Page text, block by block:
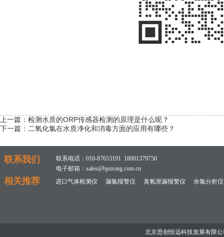
上一篇： 检测水质的ORP传感器检测的原理是什么呢？
下一篇： 二氧化氯在水质净化和消毒方面的应用有哪些？
联系我们
联系电话：010-87653191 18001379750
电子邮箱：sales@bjstrong.com.cn
相关推荐 进口气体检测仪 漏氯报警仪 臭氧泄漏报警仪 余氯分析仪
北京思创恒远科技发展有限